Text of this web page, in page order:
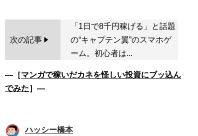
次の記事
「1日で8千円稼げる」と話題
の“キャプテン翼”のスマホゲ
ーム。初心者は...
―［マンガで稼いだカネを怪しい投資にブッ込ん
でみた］―
ハッシー橋本